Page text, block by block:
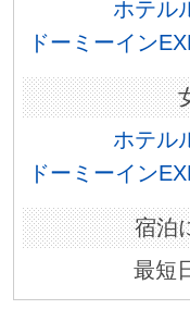
ホテル
ドーミーイン
ホテル
ドーミーイン
最短